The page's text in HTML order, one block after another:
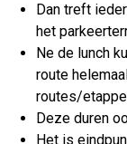
Dan treft
het
Ne de lunch
route
routes/
Deze duren
Het is